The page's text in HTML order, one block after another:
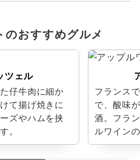
のおすすめグルメ
ツェル
仔牛肉に細か
て揚げ焼きに
ズやハムを挟
。
フランス
で、酸味
酒。フラ
ルワイン